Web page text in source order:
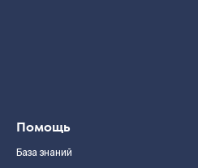
Помощь
База знаний